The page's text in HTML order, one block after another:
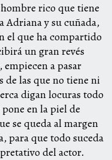
rico que tiene
Adriana y su cuñada,
el que ha compartido
un gran revés
a pasar
de las que no tiene ni
digan locuras todo
en la piel de
se queda al margen
para que todo suceda
del actor.